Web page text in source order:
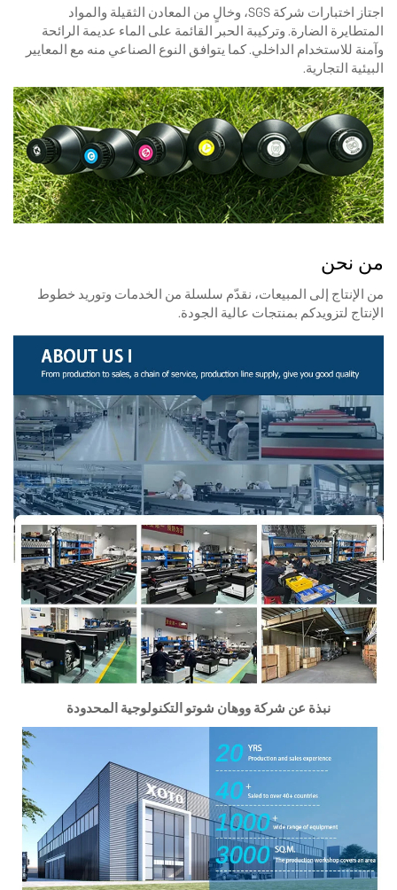
اجتاز اختبارات شركة SGS، وخالٍ من المعادن الثقيلة والمواد
المتطايرة الضارة. وتركيبة الحبر القائمة على الماء عديمة الرائحة
وآمنة للاستخدام الداخلي. كما يتوافق النوع الصناعي منه مع المعايير
البيئية التجارية.
من نحن
من الإنتاج إلى المبيعات، نقدّم سلسلة من الخدمات وتوريد خطوط
الإنتاج لتزويدكم بمنتجات عالية الجودة.
نبذة عن شركة ووهان شوتو التكنولوجية المحدودة